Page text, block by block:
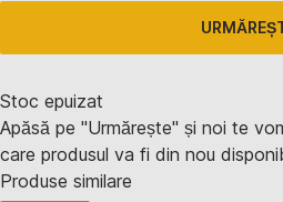
Stoc epuizat
Apăsă pe "Urmărește" și noi te
care produsul va fi din nou
Produse similare